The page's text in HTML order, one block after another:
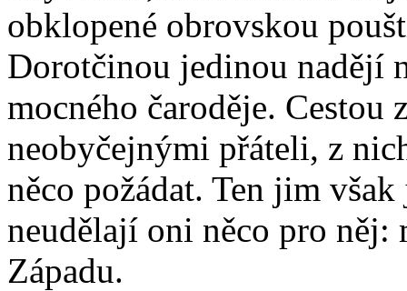
obklopené obrovskou
Dorotčinou jedinou nadějí
mocného čaroděje. Cestou
neobyčejnými přáteli, z
něco požádat. Ten jim
neudělají oni něco pro
Západu.